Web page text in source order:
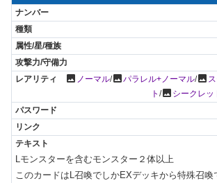
photo ノーマル/photoパラレル+ノーマル/photo
ト /photo シークレッ
Lモンスターを含むモンスター２体以上
このカードはL召喚でしかEXデッキから特殊召喚